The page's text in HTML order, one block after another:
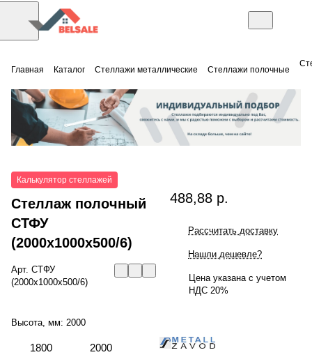
Главная Каталог Стеллажи металлические Стеллажи полочные
Калькулятор стеллажей
Стеллаж полочный
СТФУ
(2000x1000x500/6)
Арт. СТФУ
(2000x1000x500/6)
Высота, мм: 2000
1800 2000
488,88 р.
Рассчитать доставку
Нашли дешевле?
Цена указана с учетом
НДС 20%